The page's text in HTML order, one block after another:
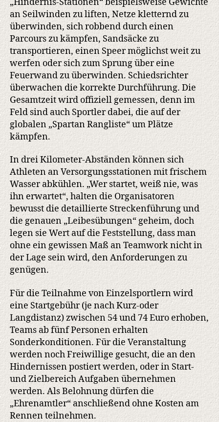
an Seilwinden zu liften, Netze kletternd zu
überwinden, sich robbend durch einen
Parcours zu kämpfen, Sandsäcke zu
transportieren, einen Speer möglichst weit zu
werfen oder sich zum Sprung über eine
Feuerwand zu überwinden. Schiedsrichter
überwachen die korrekte Durchführung. Die
Gesamtzeit wird offiziell gemessen, denn im
Feld sind auch Sportler dabei, die auf der
globalen „Spartan Rangliste“ um Plätze
kämpfen.
In drei Kilometer-Abständen können sich
Athleten an Versorgungsstationen mit frischem
Wasser abkühlen. „Wer startet, weiß nie, was
ihn erwartet“, halten die Organisatoren
bewusst die detaillierte Streckenführung und
die genauen „Leibesübungen“ geheim, doch
legen sie Wert auf die Feststellung, dass man
ohne ein gewissen Maß an Teamwork nicht in
der Lage sein wird, den Anforderungen zu
genügen.
Für die Teilnahme von Einzelsportlern wird
eine Startgebühr (je nach Kurz-oder
Langdistanz) zwischen 54 und 74 Euro erhoben,
Teams ab fünf Personen erhalten
Sonderkonditionen. Für die Veranstaltung
werden noch Freiwillige gesucht, die an den
Hindernissen postiert werden, oder in Start-
und Zielbereich Aufgaben übernehmen
werden. Als Belohnung dürfen die
„Ehrenamtler“ anschließend ohne Kosten am
Rennen teilnehmen.